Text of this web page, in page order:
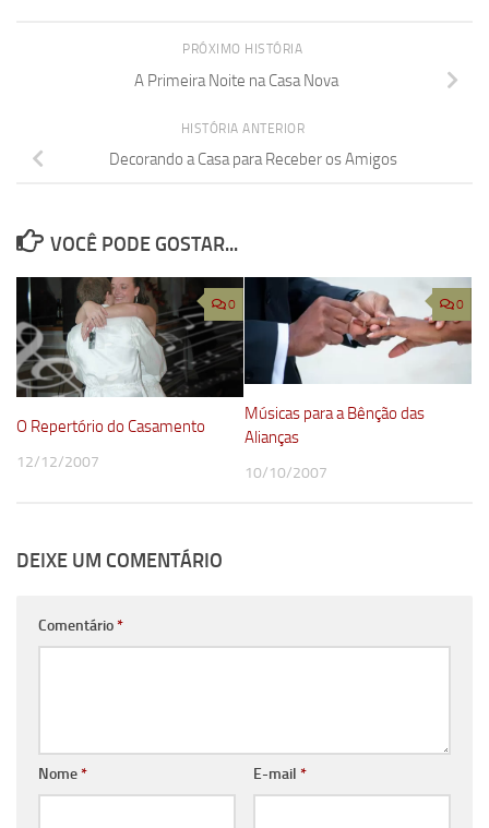
PRÓXIMO HISTÓRIA
A Primeira Noite na Casa Nova
HISTÓRIA ANTERIOR
Decorando a Casa para Receber os Amigos
VOCÊ PODE GOSTAR...
0
O Repertório do Casamento
12/12/2007
0
Músicas para a Bênção das
Alianças
10/10/2007
DEIXE UM COMENTÁRIO
Comentário*
Nome* E-mail *